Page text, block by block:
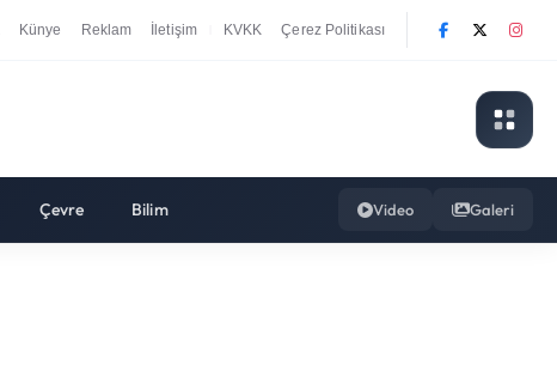
Künye Reklam İletişim KVKK Çerez Politikası
Çevre Bilim Video Galeri